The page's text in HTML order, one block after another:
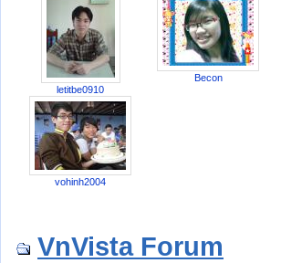
letitbe0910
Becon
vohinh2004
VnVista Forum